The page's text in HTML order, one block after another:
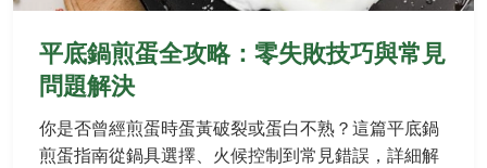
平底鍋煎蛋全攻略：零失敗技巧與常見
問題解決
你是否曾經煎蛋時蛋黃破裂或蛋白不熟？這篇平底鍋
煎蛋指南從鍋具選擇、火候控制到常見錯誤，詳細解